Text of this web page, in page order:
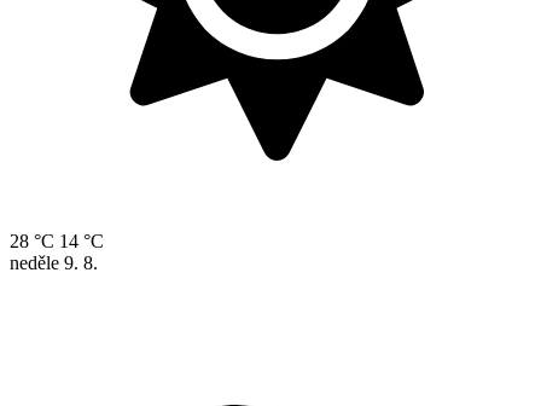
28 °C 14 °C
neděle 9. 8.